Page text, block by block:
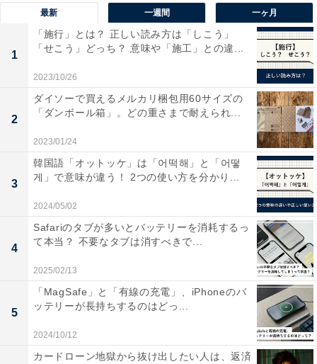
春に発売されているiPhoneもある
ただ、全てのiPhoneが9月に発売されるわけではありま
せん。日本でも人気の「iPhone SE」シリーズは3～4月
の春に発売される傾向にあります。
最新 一週間 一ヶ月
1
「施行」とは？ 正しい読み方は「しこう」
「せこう」どっち？ 意味や「施工」との違...
2023/10/26
2
ダイソーで買えるメルカリ梱包用60サイズの
「ダンボール箱」。どの重さまで耐えられ...
2023/01/24
3
韓国語「オットッケ」は「어떡해」と「어떻
게」で意味が違う！ 2つの使い方を分かり...
2024/05/02
4
Safariのタブが多いとバッテリーを消耗するっ
て本当？ 不要なタブは消すべきで...
2025/02/13
5
「MagSafe」と「有線の充電」、iPhoneのバ
ッテリーが長持ちするのはどっ...
2024/10/12
カードローン地獄から抜け出したい人は、返済